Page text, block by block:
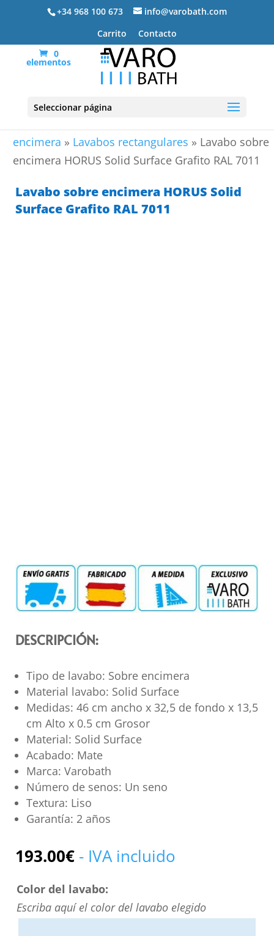
+34 968 100 673
info@varobath.com
Carrito
Contacto
0
elementos
Seleccionar página
encimera » Lavabos rectangulares » Lavabo sobre
encimera HORUS Solid Surface Grafito RAL 7011
Lavabo sobre encimera HORUS Solid
Surface Grafito RAL 7011
DESCRIPCIÓN:
Tipo de lavabo: Sobre encimera
Material lavabo: Solid Surface
Medidas: 46 cm ancho x 32,5 de fondo x 13,5
cm Alto x 0.5 cm Grosor
Material: Solid Surface
Acabado: Mate
Marca: Varobath
Número de senos: Un seno
Textura: Liso
Garantía: 2 años
193.00€ - IVA incluido
Color del lavabo:
Escriba aquí el color del lavabo elegido